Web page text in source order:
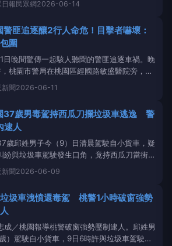
，立即由所長率領線上警力趕赴現場，並迅速
與興安街口成功攔停涉案車輛，當場發現被害
日報民眾網2026-06-14
匪追逐釀2行人命危！目擊者嚇壞：
圍
日晚間驚傳一起駭人聽聞的警匪追逐車禍。晚
桃園市警局在桃園區經國路敏盛醫院旁，對
重大案件的白色自小客車實施攔截
車輛駕駛為脫逃竟瘋狂加速，隨後車輛疑似在
走的無辜行人狠狠撞飛。由於撞擊力道猛烈，
倒地
聞 2026-06-11
37歲男毒駕持西瓜刀攔垃圾車逃逸 警
逮人
歲邱姓男子今（9）日清晨駕駛自小貨車，疑
紛與垃圾車駕駛發生口角，竟持西瓜刀當街攔
叫囂。警方獲報展開
男壓制逮捕，更查出他涉嫌毒駕，全案依法移
子。（圖／警方提供）桃園警分局青溪派出
網
聞 2026-06-09
圾車洩憤還毒駕 桃警1小時破窗強勢
成／桃園報導桃警破窗強勢壓制逮人。邱姓男
）駕駛自小貨車，9日6時許與垃圾車駕駛因